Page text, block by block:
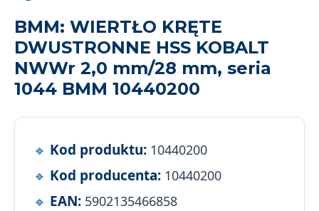
BMM: WIERTŁO KRĘTE
DWUSTRONNE HSS KOBALT
NWWr 2,0 mm/28 mm, seria
1044 BMM 10440200
Kod produktu: 10440200
Kod producenta: 10440200
EAN: 5902135466858